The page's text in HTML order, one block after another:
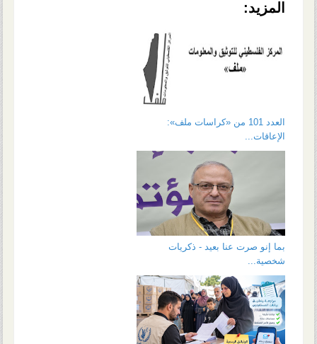
المزيد:
العدد 101 من «كراسات ملف»:
الإعاقات...
بما إنو صرت عنا بعيد - ذكريات
شخصية...